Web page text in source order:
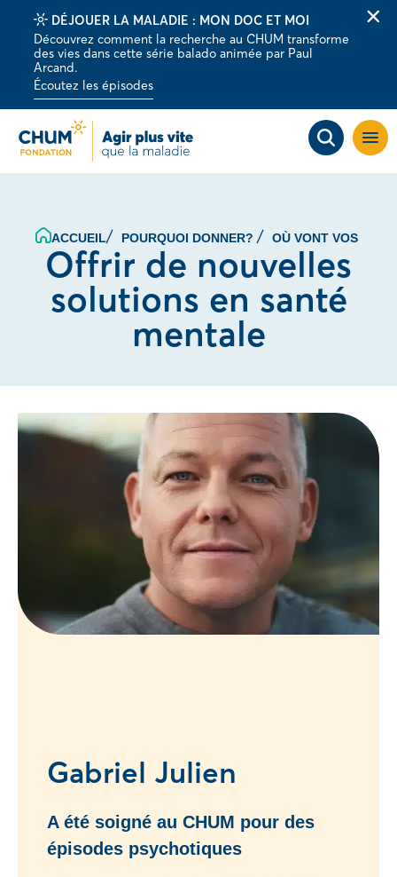
DÉJOUER LA MALADIE : MON DOC ET MOI
Découvrez comment la recherche au CHUM transforme
des vies dans cette série balado animée par Paul
Arcand.
Écoutez les épisodes
la
ACCUEIL POURQUOI DONNER? OÙ VONT VOS
Offrir de nouvelles
solutions en santé
mentale
Gabriel Julien
A été soigné au CHUM pour des
épisodes psychotiques